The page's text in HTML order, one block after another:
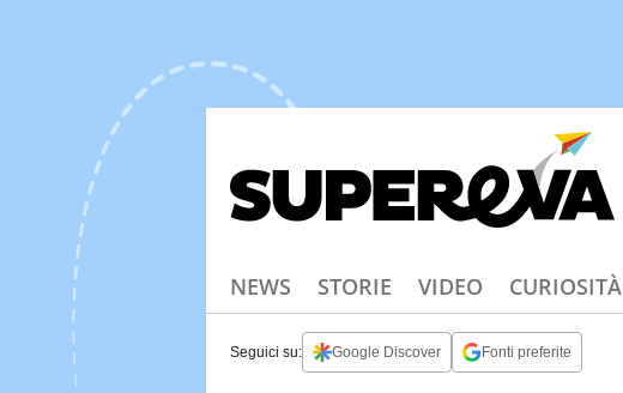
NEWS STORIE VIDEO CURIOSITÀ
Seguici su: Google Discover Fonti preferite